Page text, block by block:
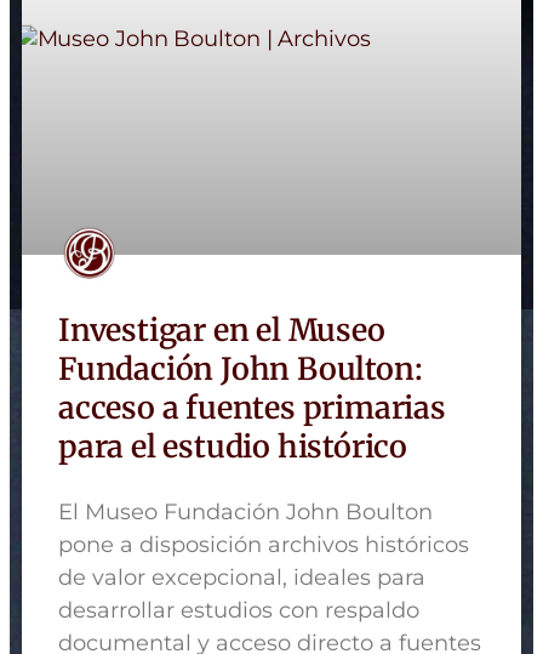
Investigar en el Museo
Fundación John Boulton:
acceso a fuentes primarias
para el estudio histórico
El Museo Fundación John Boulton
pone a disposición archivos históricos
de valor excepcional, ideales para
desarrollar estudios con respaldo
documental y acceso directo a fuentes